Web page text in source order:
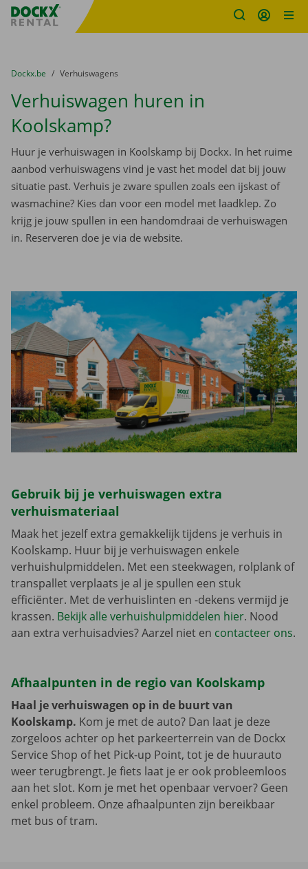
Fratello DEMO
U bevindt zich hier:
van
Dockx.be naar
Verhuiswagens
Verhuiswagen huren in
Koolskamp?
Huur je verhuiswagen in Koolskamp bij Dockx. In het ruime
aanbod verhuiswagens vind je vast het model dat bij jouw
situatie past. Verhuis je zware spullen zoals een ijskast of
wasmachine? Kies dan voor een model met laadklep. Zo
krijg je jouw spullen in een handomdraai de verhuiswagen
in. Reserveren doe je via de website.
Gebruik bij je verhuiswagen extra
verhuismateriaal
Maak het jezelf extra gemakkelijk tijdens je verhuis in
Koolskamp. Huur bij je verhuiswagen enkele
verhuishulpmiddelen. Met een steekwagen, rolplank of
transpallet verplaats je al je spullen een stuk
efficiënter. Met de verhuislinten en -dekens vermijd je
krassen. Bekijk alle verhuishulpmiddelen hier. Nood
aan extra verhuisadvies? Aarzel niet en contacteer ons.
Afhaalpunten in de regio van Koolskamp
Haal je verhuiswagen op in de buurt van
Koolskamp. Kom je met de auto? Dan laat je deze
zorgeloos achter op het parkeerterrein van de Dockx
Service Shop of het Pick-up Point, tot je de huurauto
weer terugbrengt. Je fiets laat je er ook probleemloos
aan het slot. Kom je met het openbaar vervoer? Geen
enkel probleem. Onze afhaalpunten zijn bereikbaar
met bus of tram.